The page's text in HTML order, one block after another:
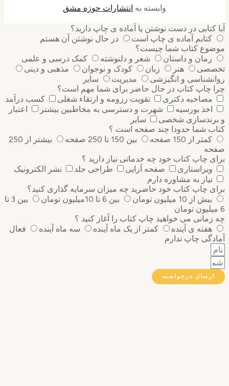
وابسته بهانتشارات حوزه مشق
کتابی در دست نوشتن یا آماده ی چاپ دارید؟
کتابم آماده ی چاپ است
در حال نوشتن آن هستم
کتاب شما چیست؟
رمان و داستان
شعر و دلنوشته
کمک درسی و علمی
هنر زبان کودک و نوجوان
مذهبی و دینی
و انگیزشی
مدیریت
سایر
چاپ کتاب در حال حاضر برای شما مهم است؟
مصاحبه دکتری
تقویت رزومه و ارتقاء شغلی
کسب درآمد
اخذ بورسیه
شهرت و دسترسی به مخاطبین بیشتر
اعتبار
شخصی
سایر
شما حدودا چند صفحه است ؟
کمتر از 150 صفحه
بین 150 تا 250 صفحه
بیشتر از 250
چاپ کتاب خود چه خدماتی نیاز دارید ؟
ویراستاری
صفحه آرایی طراحی جلد
نشر الکترونیک
نیاز به مشاوره دارم
چاپ کتاب خود حاضرید چه میزان سرمایه گذاری ‌کنید؟
بیش از 10 میلیون تومان
بین 6 تا 10میلیون تومان
بین 3 تا
می خواهید چاپ کتاب را آغاز کنید ؟
هفته ی آینده
کمتر از یک ماه آینده سه ماه آینده
فعال
چاپ ندارم
درخواست